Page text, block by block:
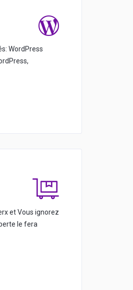
WordPress
et Vous ignorez
le fera